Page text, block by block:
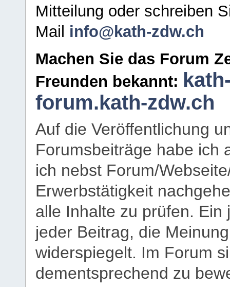
Mitteilung oder schreiben
Mail info@kath-zdw.ch
Machen Sie das Forum
Freunden bekannt:
forum.kath-zdw.ch
Auf die Veröffentlichung
Forumsbeiträge habe ich
ich nebst Forum/
Erwerbstätigkeit
alle Inhalte zu prüfen.
jeder Beitrag, die
widerspiegelt. Im Forum
dementsprechend zu